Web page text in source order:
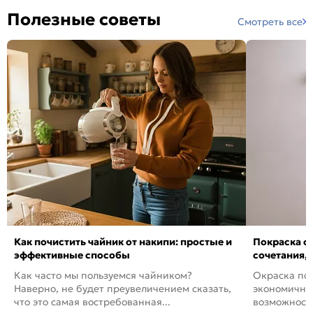
Полезные советы Смотреть все
Как почистить чайник от накипи: простые и
эффективные способы
Как часто мы пользуемся чайником?
Наверно, не будет преувеличением сказать,
что это самая востребованная...
Покраска
сочетания,
Окраска